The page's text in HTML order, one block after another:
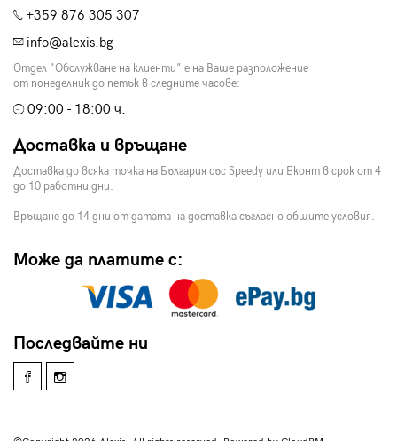
+359 876 305 307
info@alexis.bg
Отдел "Обслужване на клиенти" е на Ваше разположение
от понеделник до петък в следните часове:
09:00 - 18:00 ч.
Доставка и връщане
Доставка до всяка точка на България със Speedy или Еконт в срок от 4
до 10 работни дни.
Връщане до 14 дни от датата на доставка съгласно общите условия.
Може да платите с:
Последвайте ни